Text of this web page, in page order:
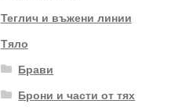
Теглич и въжени линии
Тяло
Брави
Брони и части от тях